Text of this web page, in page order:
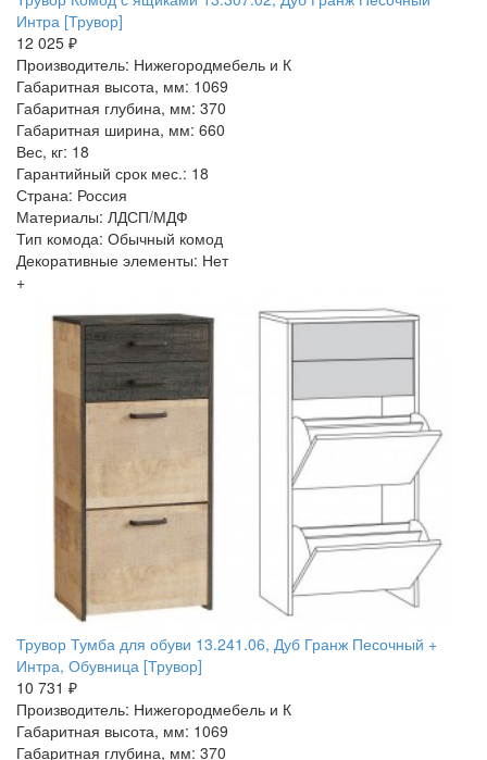
Интра [Трувор]
12 025 ₽
Производитель: Нижегородмебель и К
Габаритная высота, мм: 1069
Габаритная глубина, мм: 370
Габаритная ширина, мм: 660
Вес, кг: 18
Гарантийный срок мес.: 18
Страна: Россия
Материалы: ЛДСП/МДФ
Тип комода: Обычный комод
Декоративные элементы: Нет
+
Трувор Тумба для обуви 13.241.06, Дуб Гранж Песочный +
Интра, Обувница [Трувор]
10 731 ₽
Производитель: Нижегородмебель и К
Габаритная высота, мм: 1069
Габаритная глубина, мм: 370